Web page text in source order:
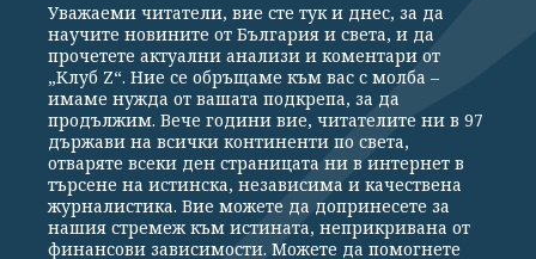
Общи условия
Политика за поверителност
Реклама
Партньори Контакти
За Клуб Z
Екип
Подкрепете ни
Уважаеми читатели, вие сте тук и днес, за да
научите новините от България и света, и да
прочетете актуални анализи и коментари от
„Клуб Z“. Ние се обръщаме към вас с молба –
имаме нужда от вашата подкрепа, за да
продължим. Вече години вие, читателите ни в 97
държави на всички континенти по света,
отваряте всеки ден страницата ни в интернет в
търсене на истинска, независима и качествена
журналистика. Вие можете да допринесете за
нашия стремеж към истината, неприкривана от
финансови зависимости. Можете да помогнете